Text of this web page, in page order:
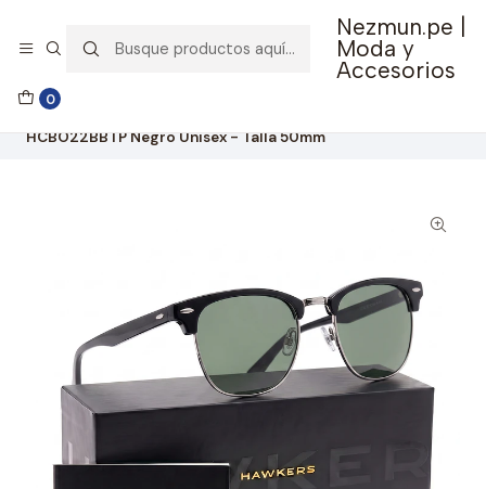
Nezmun.pe |
Moda y
Accesorios
0
🚚 Envío GRATIS por compras mayores a S/ 150
HCBO22BBTP Negro Unisex - Talla 50mm